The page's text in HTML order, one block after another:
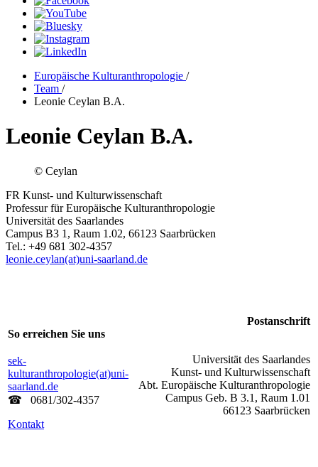
Europäische Kulturanthropologie /
Team /
Leonie Ceylan B.A.
Leonie Ceylan B.A.
© Ceylan
FR Kunst- und Kulturwissenschaft
Professur für Europäische Kulturanthropologie
Universität des Saarlandes
Campus B3 1, Raum 1.02, 66123 Saarbrücken
Tel.: +49 681 302-4357
leonie.ceylan(at)uni-saarland.de
Postanschrift
Universität des Saarlandes
Kunst- und Kulturwissenschaft
Abt. Europäische Kulturanthropologie
Campus Geb. B 3.1, Raum 1.01
66123 Saarbrücken
So erreichen Sie uns
sek-
kulturanthropologie(at)uni-
saarland.de
☎
0681/302­-4357
Kontakt